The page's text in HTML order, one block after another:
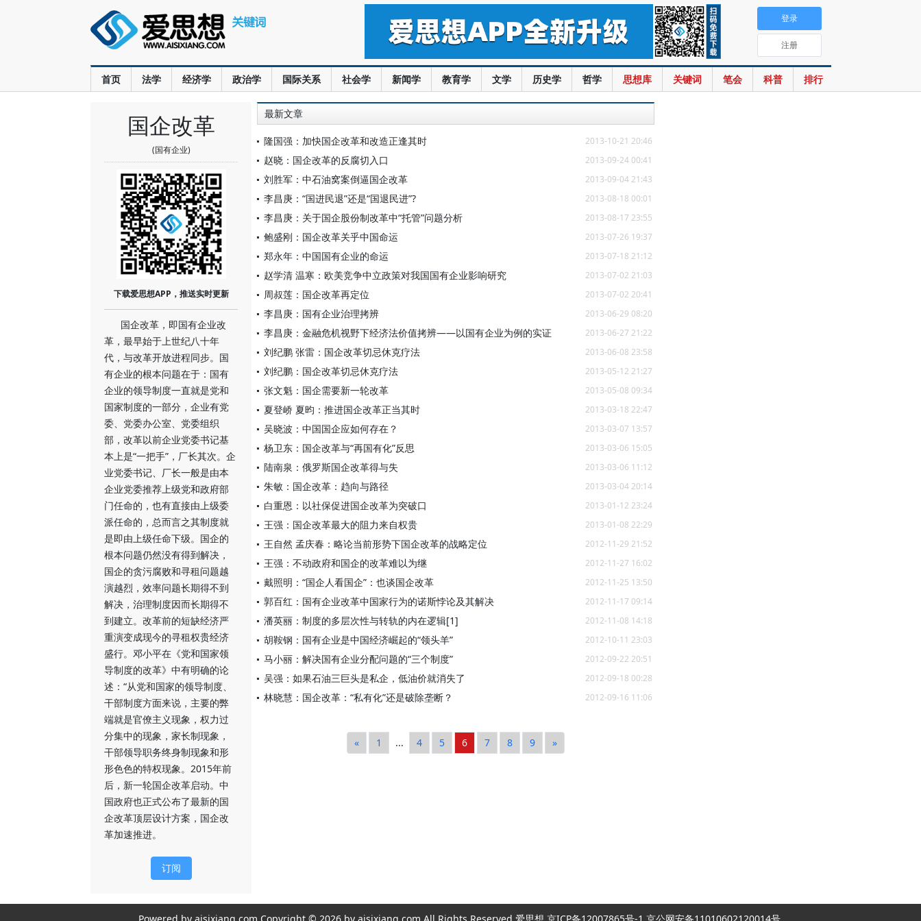
首页 法学 经济学 政治学 国际关系 社会学 新闻学 教育学 文学 历史学 哲学 思想库 关键词 笔会 科普 排行
登录
注册
国企改革
(国有企业)
下载爱思想APP，推送实时更新
国企改革，即国有企业改
革，最早始于上世纪八十年
代，与改革开放进程同步。国
有企业的根本问题在于：国有
企业的领导制度一直就是党和
国家制度的一部分，企业有党
委、党委办公室、党委组织
部，改革以前企业党委书记基
本上是“一把手”，厂长其次。企
业党委书记、厂长一般是由本
企业党委推荐上级党和政府部
门任命的，也有直接由上级委
派任命的，总而言之其制度就
是即由上级任命下级。国企的
根本问题仍然没有得到解决，
国企的贪污腐败和寻租问题越
演越烈，效率问题长期得不到
解决，治理制度因而长期得不
到建立。改革前的短缺经济严
重演变成现今的寻租权贵经济
盛行。邓小平在《党和国家领
导制度的改革》中有明确的论
述：“从党和国家的领导制度、
干部制度方面来说，主要的弊
端就是官僚主义现象，权力过
分集中的现象，家长制现象，
干部领导职务终身制现象和形
形色色的特权现象。2015年前
后，新一轮国企改革启动。中
国政府也正式公布了最新的国
企改革顶层设计方案，国企改
革加速推进。
订阅
最新文章
隆国强：加快国企改革和改造正逢其时 2013-10-21 20:46
赵晓：国企改革的反腐切入口 2013-09-24 00:41
刘胜军：中石油窝案倒逼国企改革 2013-09-04 21:43
李昌庚：“国进民退”还是“国退民进”? 2013-08-18 00:01
李昌庚：关于国企股份制改革中“托管”问题分析 2013-08-17 23:55
鲍盛刚：国企改革关乎中国命运 2013-07-26 19:37
郑永年：中国国有企业的命运 2013-07-18 21:12
赵学清 温寒：欧美竞争中立政策对我国国有企业影响研究 2013-07-02 21:03
周叔莲：国企改革再定位 2013-07-02 20:41
李昌庚：国有企业治理拷辨 2013-06-29 08:20
李昌庚：金融危机视野下经济法价值拷辨——以国有企业为例的实证 2013-06-27 21:22
刘纪鹏 张雷：国企改革切忌休克疗法 2013-06-08 23:58
刘纪鹏：国企改革切忌休克疗法 2013-05-12 21:27
张文魁：国企需要新一轮改革 2013-05-08 09:34
夏登峤 夏昀：推进国企改革正当其时 2013-03-18 22:47
吴晓波：中国国企应如何存在？ 2013-03-07 13:57
杨卫东：国企改革与“再国有化”反思 2013-03-06 15:05
陆南泉：俄罗斯国企改革得与失 2013-03-06 11:12
朱敏：国企改革：趋向与路径 2013-03-04 20:14
白重恩：以社保促进国企改革为突破口 2013-01-12 23:24
王强：国企改革最大的阻力来自权贵 2013-01-08 22:29
王自然 孟庆春：略论当前形势下国企改革的战略定位 2012-11-29 21:52
王强：不动政府和国企的改革难以为继 2012-11-27 16:02
戴照明：“国企人看国企”：也谈国企改革 2012-11-25 13:50
郭百红：国有企业改革中国家行为的诺斯悖论及其解决 2012-11-17 09:14
潘英丽：制度的多层次性与转轨的内在逻辑[1] 2012-11-08 14:18
胡鞍钢：国有企业是中国经济崛起的“领头羊” 2012-10-11 23:03
马小丽：解决国有企业分配问题的“三个制度” 2012-09-22 20:51
吴强：如果石油三巨头是私企，低油价就消失了 2012-09-18 00:28
林晓慧：国企改革：“私有化”还是破除垄断？ 2012-09-16 11:06
« 1 ... 4 5 6 7 8 9 »